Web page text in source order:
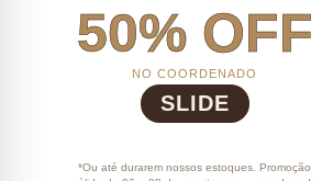
50% OFF
NO COORDENADO
SLIDE
*Ou até durarem nossos estoques. Promoção